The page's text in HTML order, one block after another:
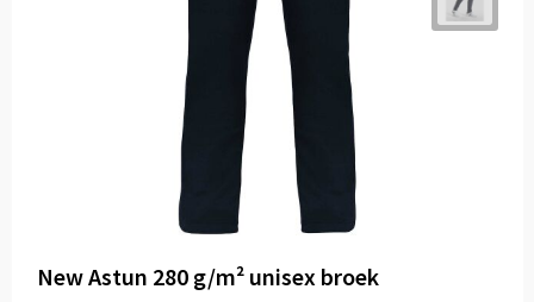
New Astun 280 g/m² unisex broek